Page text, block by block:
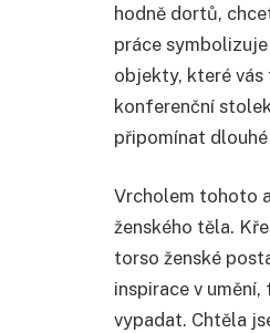
hodně dortů,
práce
objekty, které vás
konferenční
připomínat
Vrcholem tohoto
ženského těla.
torso ženské
inspirace v
vypadat. Chtěla